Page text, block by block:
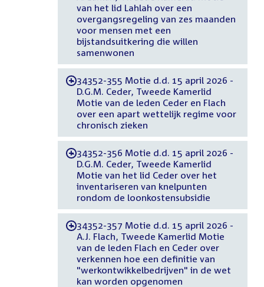
van het lid Lahlah over een
overgangsregeling van zes maanden
voor mensen met een
bijstandsuitkering die willen
samenwonen
-34352-355 Motie d.d. 15 april 2026 -
D.G.M. Ceder, Tweede Kamerlid
Motie van de leden Ceder en Flach
over een apart wettelijk regime voor
chronisch zieken
-34352-356 Motie d.d. 15 april 2026 -
D.G.M. Ceder, Tweede Kamerlid
Motie van het lid Ceder over het
inventariseren van knelpunten
rondom de loonkostensubsidie
-34352-357 Motie d.d. 15 april 2026 -
A.J. Flach, Tweede Kamerlid Motie
van de leden Flach en Ceder over
verkennen hoe een definitie van
"werkontwikkelbedrijven" in de wet
kan worden opgenomen